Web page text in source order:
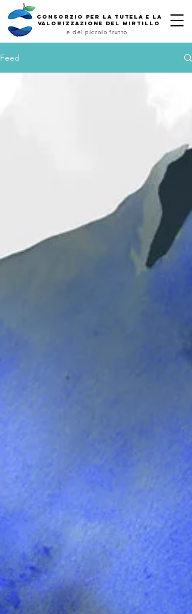
e del piccolo frutto
Consorzio per la tutela e la
valorizzazione del mirtillo
Feed